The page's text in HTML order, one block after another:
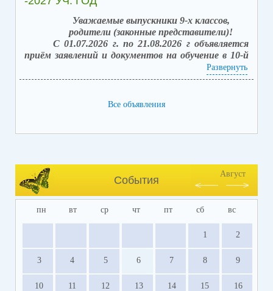
Уважаемые выпускники 9-х классов,
родители (законные представители)!
С 01.07.2026 г. по 21.08.2026 г объявляется
приём заявлений и документов на обучение в 10-й
класс (после получения аттестата об основном
общем образовании).
Способы подачи заявлений:
использованием АИС «Зачисление в
занесением заявления в электронной форме,
посредством единого портала государственных
услуг (ЕПГУ).
документов на свободные места (
лично
Развернуть
Все объявления
События
Август
пн вт ср чт пт сб вс
1 2
3 4 5 6 7 8 9
10 11 12 13 14 15 16